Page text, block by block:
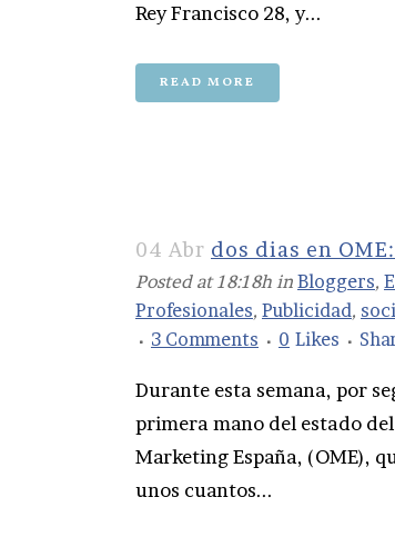
Rey Francisco 28, y...
READ MORE
04 Abr dos dias en
Posted at 18:18h in Bloggers,
Profesionales, Publicidad,
3 Comments
0 Likes
Durante esta semana, por
primera mano del estado
Marketing España, (OME),
unos cuantos...